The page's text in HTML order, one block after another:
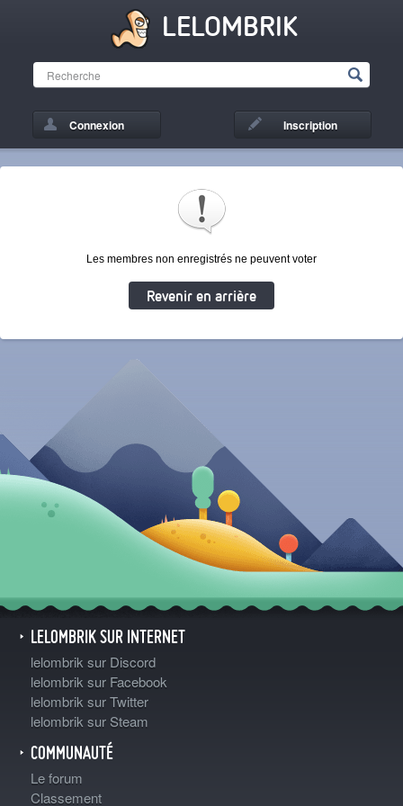
LELOMBRIK
Connexion Inscription
Les membres non enregistrés ne peuvent voter
Revenir en arrière
LELOMBRIK SUR INTERNET
lelombrik sur Discord
lelombrik sur Facebook
lelombrik sur Twitter
lelombrik sur Steam
COMMUNAUTÉ
Le forum
Classement